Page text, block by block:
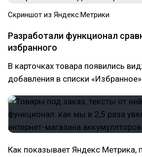
Скриншот из Яндекс.Метрики
Разработали функционал
избранного
В карточках товара появились
добавления в списки
Как показывает Яндекс Метрика,